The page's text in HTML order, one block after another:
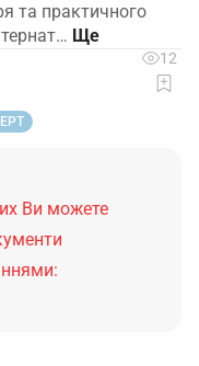
та практичного
12
Ви можете